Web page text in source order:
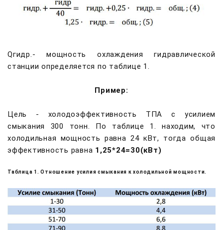
Qгидр.- мощность охлаждения гидравлической
станции определяется по таблице 1.
Пример:
Цель - холодоэффективность ТПА с усилием
смыкания 300 тонн. По таблице 1. находим, что
холодильная мощность равна 24 кВт, тогда общая
эффективность равна 1,25*24=30(кВт)
Таблица 1. Отношение усилия смыкания к холодильной мощности.